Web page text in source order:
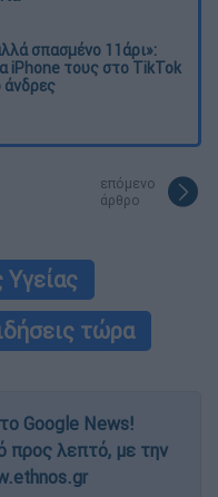
σπασμένο 11άρι»:
iPhone τους στο TikTok
άνδρες
επόμενο
άρθρο
Υγείας
τώρα
Google News!
προς λεπτό, με την